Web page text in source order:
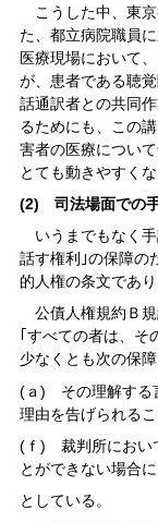
こうした中、東京
た、都立病院職員
医療現場において
が、患者である聴
話通訳者との共同
るためにも、この
害者の医療につい
とても動きやすく
(2) 司法場面での
いうまでもなく手
話す権利｣の保障の
的人権の条文であ
公債人権規約Ｂ規
｢すべての者は、そ
少なくとも次の保
(ａ) その理解する
理由を告げられるこ
(ｆ) 裁判所におい
とができない場合
としている。